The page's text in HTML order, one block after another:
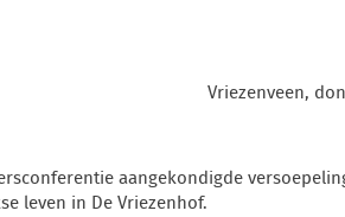
Vriezenveen,
aangekondigde
leven in De Vriezenhof.